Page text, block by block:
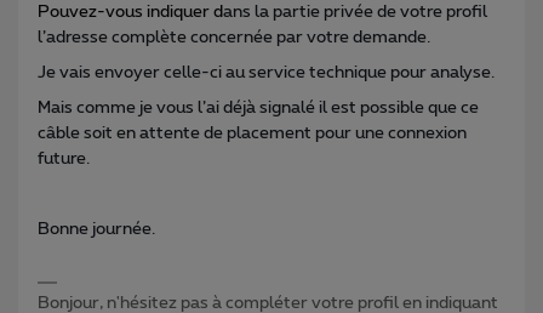
Pouvez-vous indiquer dans la partie privée de votre profil
l’adresse complète concernée par votre demande.
Je vais envoyer celle-ci au service technique pour analyse.
Mais comme je vous l’ai déjà signalé il est possible que ce
câble soit en attente de placement pour une connexion
future.
Bonne journée.
Bonjour, n'hésitez pas à compléter votre profil en indiquant